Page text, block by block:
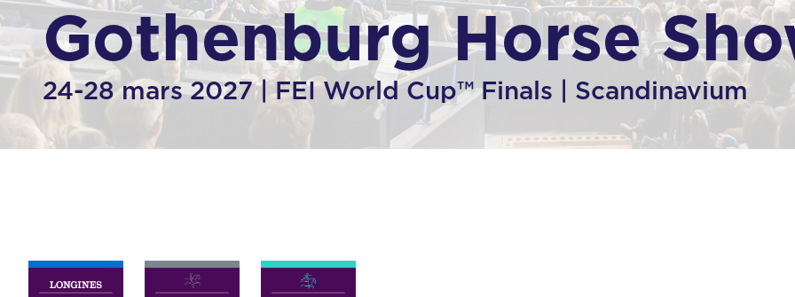
Gothenburg Horse
24-28 mars 2027 | FEI World Cup™ Finals | Scandinavium